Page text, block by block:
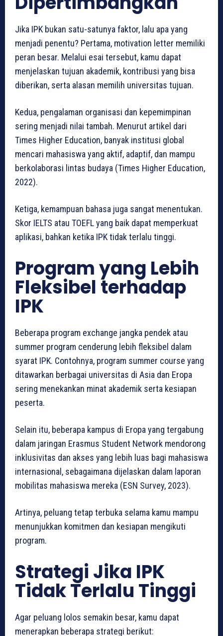
Jika IPK bukan satu-satunya faktor, lalu apa yang
menjadi penentu? Pertama, motivation letter memiliki
peran besar. Melalui esai tersebut, kamu dapat
menjelaskan tujuan akademik, kontribusi yang bisa
diberikan, serta alasan memilih universitas tujuan.
Kedua, pengalaman organisasi dan kepemimpinan
sering menjadi nilai tambah. Menurut artikel dari
Times Higher Education, banyak institusi global
mencari mahasiswa yang aktif, adaptif, dan mampu
berkolaborasi lintas budaya (Times Higher Education,
2022).
Ketiga, kemampuan bahasa juga sangat menentukan.
Skor IELTS atau TOEFL yang baik dapat memperkuat
aplikasi, bahkan ketika IPK tidak terlalu tinggi.
Program yang Lebih
Fleksibel terhadap
IPK
Beberapa program exchange jangka pendek atau
summer program cenderung lebih fleksibel dalam
syarat IPK. Contohnya, program summer course yang
ditawarkan berbagai universitas di Asia dan Eropa
sering menekankan minat akademik serta kesiapan
peserta.
Selain itu, beberapa kampus di Eropa yang tergabung
dalam jaringan Erasmus Student Network mendorong
inklusivitas dan akses yang lebih luas bagi mahasiswa
internasional, sebagaimana dijelaskan dalam laporan
mobilitas mahasiswa mereka (ESN Survey, 2023).
Artinya, peluang tetap terbuka selama kamu mampu
menunjukkan komitmen dan kesiapan mengikuti
program.
Strategi Jika IPK
Tidak Terlalu Tinggi
Agar peluang lolos semakin besar, kamu dapat
menerapkan beberapa strategi berikut: